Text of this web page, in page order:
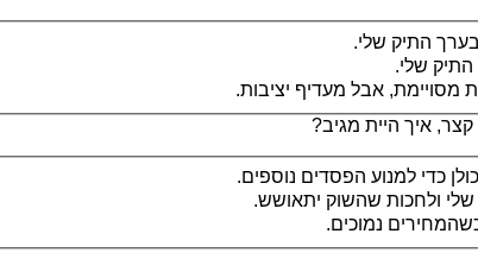
התיק שלי.
התיק שלי.
מסויימת, אבל מעדיף יציבות.
כדי למנוע הפסדים נוספים.
ולחכות שהשוק יתאושש.
נמוכים.